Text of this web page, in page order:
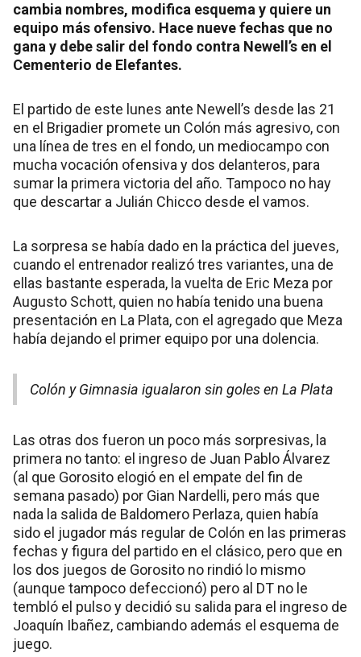
cambia nombres, modifica esquema y quiere un
equipo más ofensivo. Hace nueve fechas que no
gana y debe salir del fondo contra Newell’s en el
Cementerio de Elefantes.
El partido de este lunes ante Newell’s desde las 21
en el Brigadier promete un Colón más agresivo, con
una línea de tres en el fondo, un mediocampo con
mucha vocación ofensiva y dos delanteros, para
sumar la primera victoria del año. Tampoco no hay
que descartar a Julián Chicco desde el vamos.
La sorpresa se había dado en la práctica del jueves,
cuando el entrenador realizó tres variantes, una de
ellas bastante esperada, la vuelta de Eric Meza por
Augusto Schott, quien no había tenido una buena
presentación en La Plata, con el agregado que Meza
había dejando el primer equipo por una dolencia.
Colón y Gimnasia igualaron sin goles en La Plata
Las otras dos fueron un poco más sorpresivas, la
primera no tanto: el ingreso de Juan Pablo Álvarez
(al que Gorosito elogió en el empate del fin de
semana pasado) por Gian Nardelli, pero más que
nada la salida de Baldomero Perlaza, quien había
sido el jugador más regular de Colón en las primeras
fechas y figura del partido en el clásico, pero que en
los dos juegos de Gorosito no rindió lo mismo
(aunque tampoco defeccionó) pero al DT no le
tembló el pulso y decidió su salida para el ingreso de
Joaquín Ibañez, cambiando además el esquema de
juego.